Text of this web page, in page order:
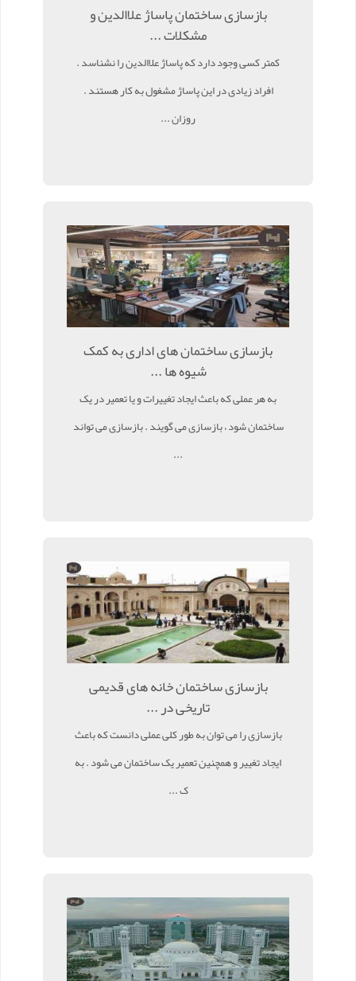
بازسازی ساختمان پاساژ علاالدین و
مشکلات ...
کمتر کسی وجود دارد که پاساژ علاالدین را نشناسد .
افراد زیادی در این پاساژ مشغول به کار هستند .
روزان ...
بازسازی ساختمان های اداری به کمک
شیوه ها ...
به هر عملی که باعث ایجاد تغییرات و یا تعمیر در یک
ساختمان شود ، بازسازی می گویند . بازسازی می تواند
...
بازسازی ساختمان خانه های قدیمی
تاریخی در ...
بازسازی را می توان به طور کلی عملی دانست که باعث
ایجاد تغییر و همچنین تعمیر یک ساختمان می شود . به
ک ...